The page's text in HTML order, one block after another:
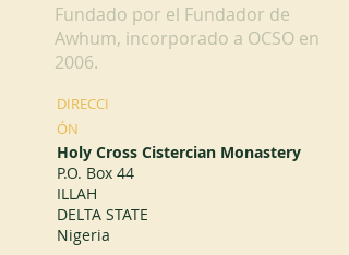
Fundado por el Fundador de
Awhum, incorporado a OCSO en
2006.
DIRECCI
ÓN
Holy Cross Cistercian Monastery
P.O. Box 44
ILLAH
DELTA STATE
Nigeria